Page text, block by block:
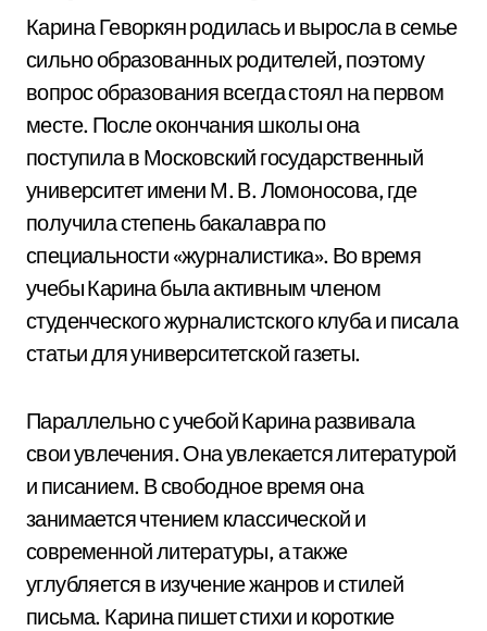
Карина Геворкян родилась и выросла в семье
сильно образованных родителей, поэтому
вопрос образования всегда стоял на первом
месте. После окончания школы она
поступила в Московский государственный
университет имени М. В. Ломоносова, где
получила степень бакалавра по
специальности «журналистика». Во время
учебы Карина была активным членом
студенческого журналистского клуба и писала
статьи для университетской газеты.
Параллельно с учебой Карина развивала
свои увлечения. Она увлекается литературой
и писанием. В свободное время она
занимается чтением классической и
современной литературы, а также
углубляется в изучение жанров и стилей
письма. Карина пишет стихи и короткие